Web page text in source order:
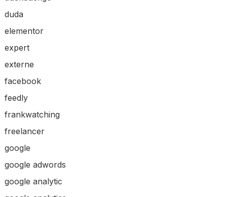
duda
elementor
expert
externe
facebook
feedly
frankwatching
freelancer
google
google adwords
google analytic